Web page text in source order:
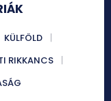
KÜLFÖLD
RIKKANCS